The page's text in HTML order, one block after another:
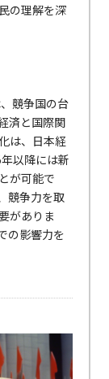
の理解を深
競争国の台
済と国際関
は、日本経
以降には新
が可能で
競争力を取
がありま
の影響力を